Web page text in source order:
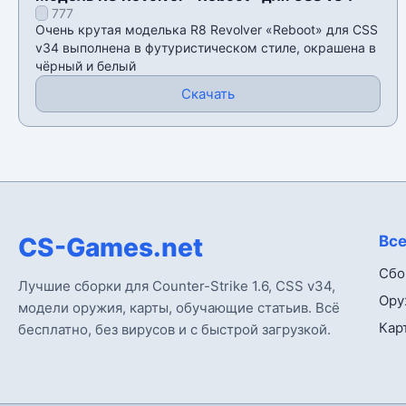
777
Очень крутая моделька R8 Revolver «Reboot» для CSS
v34 выполнена в футуристическом стиле, окрашена в
чёрный и белый
Скачать
CS-Games.net
Лучшие сборки для Counter-Strike 1.6, CSS v34,
модели оружия, карты, обучающие статьив. Всё
бесплатно, без вирусов и с быстрой загрузкой.